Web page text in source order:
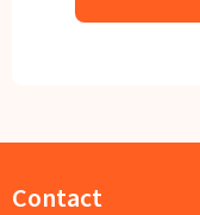
Contact